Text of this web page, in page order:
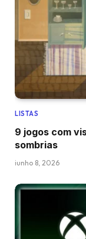
LISTAS
9 jogos com
sombrias
junho 8, 2026